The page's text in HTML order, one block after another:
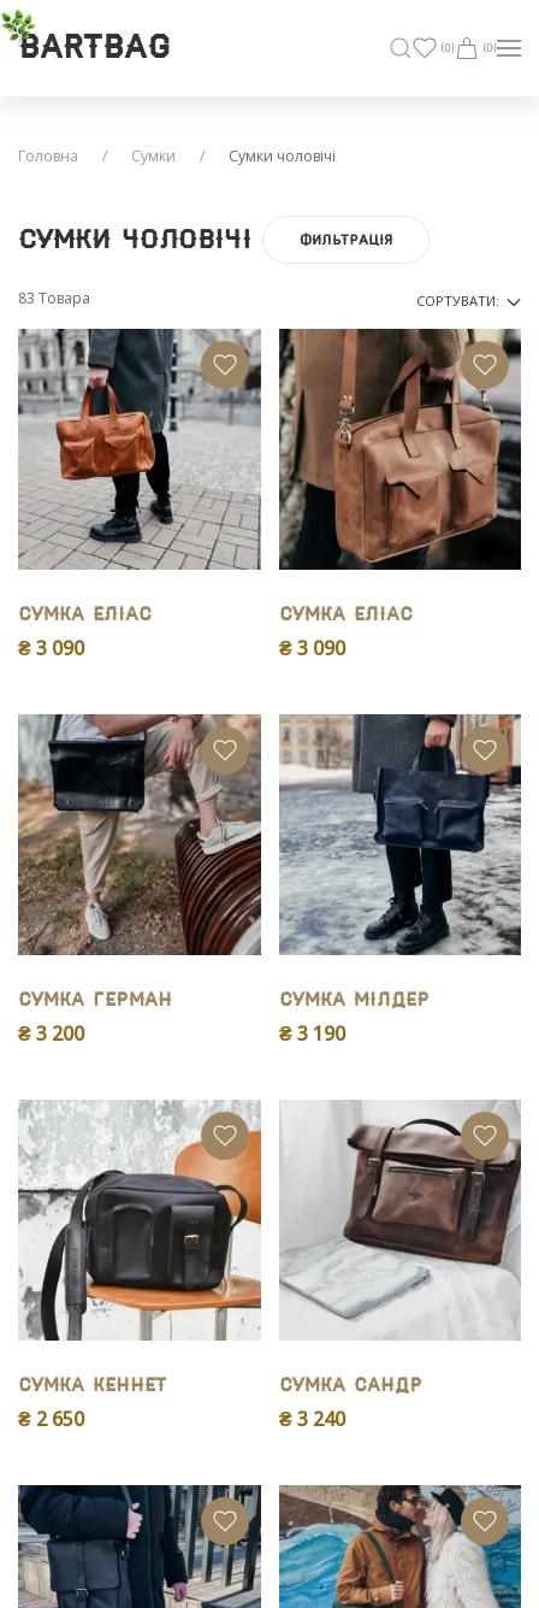
BARTBAG (0) (0)
Головна Сумки Сумки чоловічі
Сумки чоловічі ФИЛЬТРАЦІЯ
83 Товара СОРТУВАТИ:
Сумка Еліас
₴ 3 090
Сумка Еліас
₴ 3 090
Сумка Герман
₴ 3 200
Сумка Мiлдер
₴ 3 190
Сумка Кеннет
₴ 2 650
Сумка Сандр
₴ 3 240